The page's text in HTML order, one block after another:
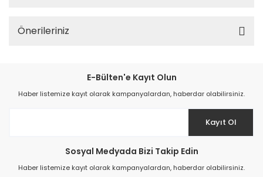
Önerileriniz
E-Bülten'e Kayıt Olun
Haber listemize kayıt olarak kampanyalardan, haberdar olabilirsiniz.
Kayıt Ol
Sosyal Medyada Bizi Takip Edin
Haber listemize kayıt olarak kampanyalardan, haberdar olabilirsiniz.